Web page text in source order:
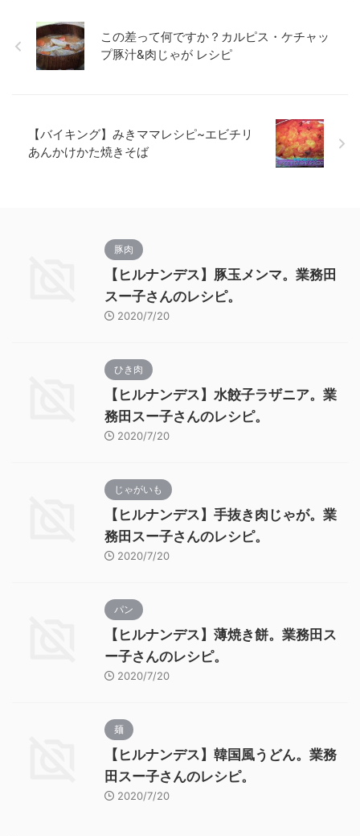
この差って何ですか？カルピス・ケチャッ
プ豚汁&肉じゃが レシピ
【バイキング】みきママレシピ~エビチリ
あんかけかた焼きそば
豚肉
【ヒルナンデス】豚玉メンマ。業務田
スー子さんのレシピ。
2020/7/20
ひき肉
【ヒルナンデス】水餃子ラザニア。業
務田スー子さんのレシピ。
2020/7/20
じゃがいも
【ヒルナンデス】手抜き肉じゃが。業
務田スー子さんのレシピ。
2020/7/20
パン
【ヒルナンデス】薄焼き餅。業務田ス
ー子さんのレシピ。
2020/7/20
麺
【ヒルナンデス】韓国風うどん。業務
田スー子さんのレシピ。
2020/7/20